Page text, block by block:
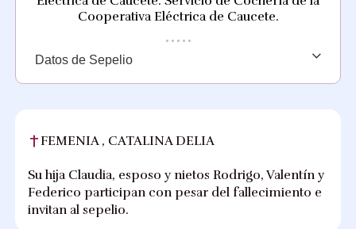
Cooperativa Eléctrica de Caucete.
Datos de Sepelio
FEMENIA , CATALINA DELIA
Su hija Claudia, esposo y nietos Rodrigo, Valentín y
Federico participan con pesar del fallecimiento e
invitan al sepelio.